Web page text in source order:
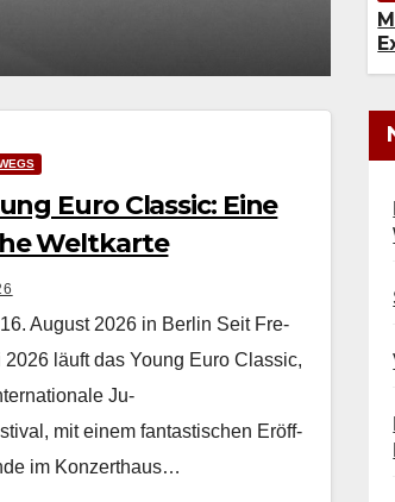
7.
Euro Classic: Eine
Weltkarte
August 2026 in Berlin Seit Fre­
2026 läuft das Young Euro Clas­sic,
Ju­
mit einem fan­tastis­chen Eröff­
im Konz­erthaus…